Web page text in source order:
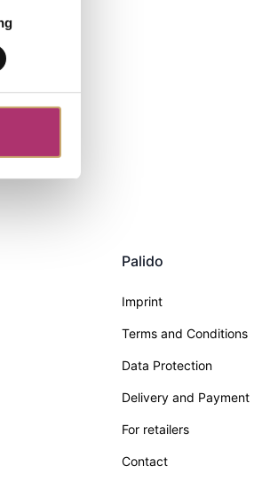
Palido
Imprint
Terms and Conditions
Data Protection
Delivery and Payment
For retailers
Contact